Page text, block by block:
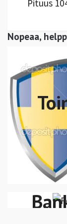
Nopeaa,
Pituus